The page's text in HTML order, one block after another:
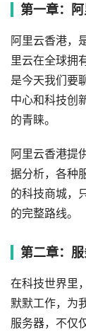
第一章：
阿里云香港，
里云在全球拥
是今天我们要
中心和科技创
的青睐。
阿里云香港提
据分析，各种
的科技商城，
的完整路线。
第二章：
在科技世界里
默默工作，为
服务器，不仅